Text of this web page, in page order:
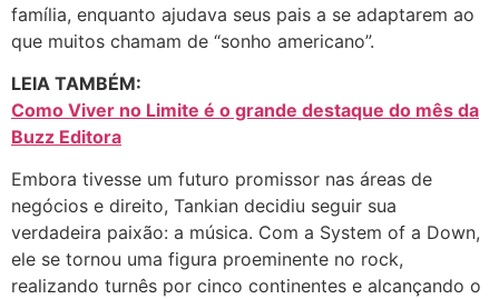
família, enquanto ajudava seus pais a se adaptarem ao
que muitos chamam de “sonho americano”.
LEIA TAMBÉM:
Como Viver no Limite é o grande destaque do mês da
Buzz Editora
Embora tivesse um futuro promissor nas áreas de
negócios e direito, Tankian decidiu seguir sua
verdadeira paixão: a música. Com a System of a Down,
ele se tornou uma figura proeminente no rock,
realizando turnês por cinco continentes e alcançando o